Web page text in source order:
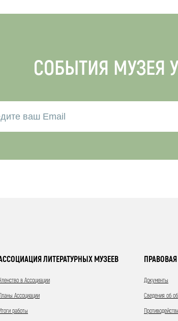
СОБЫТИЯ МУЗЕЯ
ЛИТЕРАТУРНЫХ МУЗЕЕВ
в Ассоциации
Ассоциации
работы
Документы
Сведения об